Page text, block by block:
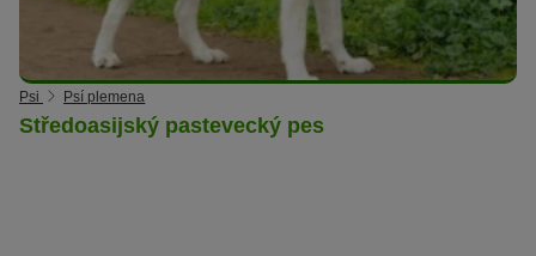
Psi Psí plemena
Středoasijský pastevecký pes